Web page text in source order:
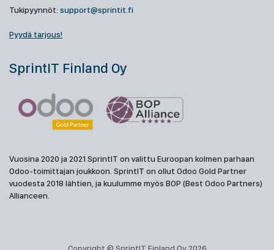
Tukipyynnöt: support@sprintit.fi
Pyydä tarjous!
SprintIT Finland Oy
Vuosina 2020 ja 2021 SprintIT on valittu Euroopan kolmen parhaan
Odoo-toimittajan joukkoon. SprintIT on ollut Odoo Gold Partner
vuodesta 2018 lähtien, ja kuulumme myös BOP (Best Odoo Partners)
Allianceen.
Copyright © SprintIT Finland Oy 2026